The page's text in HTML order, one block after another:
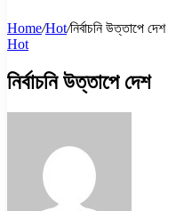
Home/Hot/নির্বাচনি উত্তাপে দেশ
Hot
নির্বাচনি উত্তাপে দেশ